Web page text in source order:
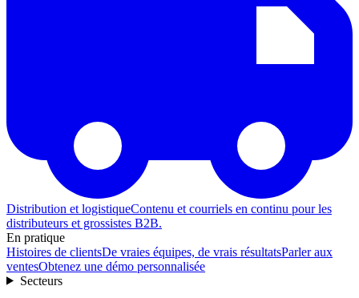
Distribution et logistiqueContenu et courriels en continu pour les
distributeurs et grossistes B2B.
En pratique
Histoires de clientsDe vraies équipes, de vrais résultatsParler aux
ventesObtenez une démo personnalisée
Secteurs